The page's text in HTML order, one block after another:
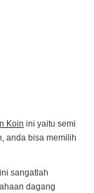
Koin ini yaitu semi
anda bisa memilih
ini sangatlah
dagang